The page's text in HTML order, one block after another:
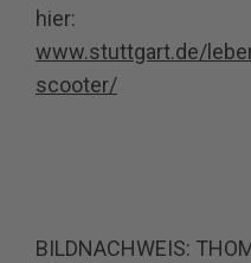
hier:
www.stuttgart.de/
scooter/
BILDNACHWEIS: